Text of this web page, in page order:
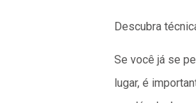
Descubra
Se você já se
lugar, é